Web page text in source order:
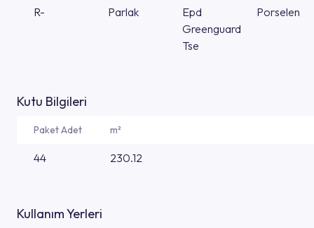
R- Parlak
Epd
Greenguard
Tse
Porselen
Kutu Bilgileri
Paket Adet m²
44 230.12
Kullanım Yerleri